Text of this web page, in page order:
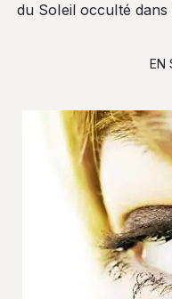
du Soleil occulté
EN